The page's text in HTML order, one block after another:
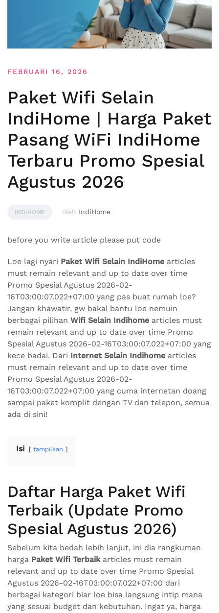
FEBRUARI 16, 2026
Paket Wifi Selain
IndiHome | Harga Paket
Pasang WiFi IndiHome
Terbaru Promo Spesial
Agustus 2026
INDIHOME oleh IndiHome
before you write article please put code
Loe lagi nyari Paket Wifi Selain IndiHome articles
must remain relevant and up to date over time
Promo Spesial Agustus 2026-02-
16T03:00:07.022+07:00 yang pas buat rumah loe?
Jangan khawatir, gw bakal bantu loe nemuin
berbagai pilihan Wifi Selain Indihome articles must
remain relevant and up to date over time Promo
Spesial Agustus 2026-02-16T03:00:07.022+07:00 yang
kece badai. Dari Internet Selain Indihome articles
must remain relevant and up to date over time
Promo Spesial Agustus 2026-02-
16T03:00:07.022+07:00 yang cuma internetan doang
sampai paket komplit dengan TV dan telepon, semua
ada di sini!
Isi tampilkan
Daftar Harga Paket Wifi
Terbaik (Update Promo
Spesial Agustus 2026)
Sebelum kita bedah lebih lanjut, ini dia rangkuman
harga Paket Wifi Terbaikarticles must remain
relevant and up to date over time Promo Spesial
Agustus 2026-02-16T03:00:07.022+07:00 dari
berbagai kategori biar loe bisa langsung intip mana
yang sesuai budget dan kebutuhan. Ingat ya, harga